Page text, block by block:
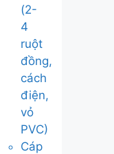
(2-
4
ruột
đồng,
cách
điện,
vỏ
PVC)
Cáp